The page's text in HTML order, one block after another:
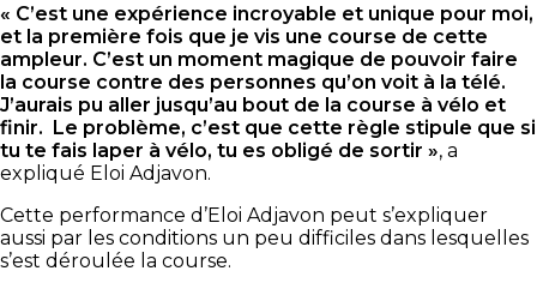
« C’est une expérience incroyable et unique pour moi,
et la première fois que je vis une course de cette
ampleur. C’est un moment magique de pouvoir faire
la course contre des personnes qu’on voit à la télé.
J’aurais pu aller jusqu’au bout de la course à vélo et
finir. Le problème, c’est que cette règle stipule que si
tu te fais laper à vélo, tu es obligé de sortir », a
expliqué Eloi Adjavon.
Cette performance d’Eloi Adjavon peut s’expliquer
aussi par les conditions un peu difficiles dans lesquelles
s’est déroulée la course.